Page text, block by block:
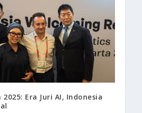
Era Juri AI, Indonesia